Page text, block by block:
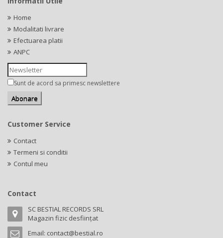
Home
Modalitati livrare
Efectuarea platii
ANPC
Sunt de acord sa primesc newslettere
Customer Service
Contact
Termeni si conditii
Contul meu
Contact
SC BESTIAL RECORDS SRL
Magazin fizic desființat
Email: contact@bestial.ro